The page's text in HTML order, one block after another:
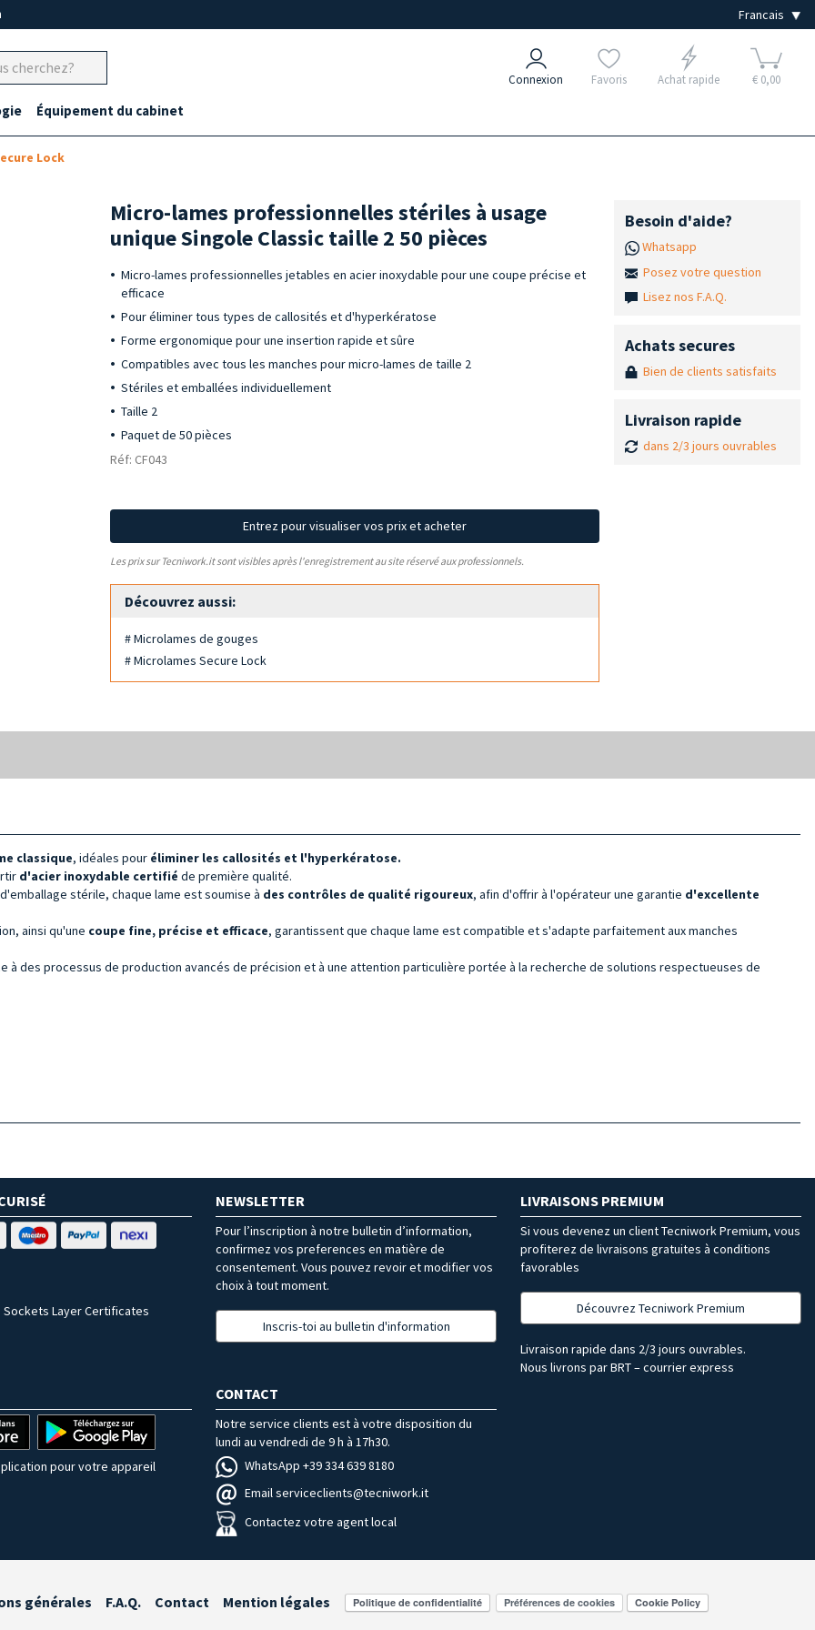
Connexion Favoris Achat rapide € 0,00
Équipement du cabinet
Lock
Micro-lames professionnelles stériles à usage
unique Singole Classic taille 2 50 pièces
Micro-lames professionnelles jetables en acier inoxydable pour une coupe précise et
efficace
Pour éliminer tous types de callosités et d'hyperkératose
Forme ergonomique pour une insertion rapide et sûre
Compatibles avec tous les manches pour micro-lames de taille 2
Stériles et emballées individuellement
Taille 2
Paquet de 50 pièces
Réf: CF043
Entrez pour visualiser vos prix et acheter
Les prix sur Tecniwork.it sont visibles après l'enregistrement au site réservé aux professionnels.
Découvrez aussi:
# Microlames de gouges
# Microlames Secure Lock
Besoin d'aide?
Whatsapp
Posez votre question
Lisez nos F.A.Q.
Achats secures
Bien de clients satisfaits
Livraison rapide
dans 2/3 jours ouvrables
classique, idéales pour éliminer les callosités et l'hyperkératose.
d'acier inoxydable certifié de première qualité.
stérile, chaque lame est soumise à des contrôles de qualité rigoureux, afin d'offrir à l'opérateur une garantie d'excellente
ainsi qu'une coupe fine, précise et efficace, garantissent que chaque lame est compatible et s'adapte parfaitement aux manches
à des processus de production avancés de précision et à une attention particulière portée à la recherche de solutions respectueuses de
Sockets Layer Certificates
NEWSLETTER
Pour l’inscription à notre bulletin d’information,
confirmez vos preferences en matière de
consentement. Vous pouvez revoir et modifier vos
choix à tout moment.
Inscris-toi au bulletin d'information
LIVRAISONS PREMIUM
Si vous devenez un client Tecniwork Premium, vous
profiterez de livraisons gratuites à conditions
favorables
Découvrez Tecniwork Premium
Livraison rapide dans 2/3 jours ouvrables.
Nous livrons par BRT – courrier express
pour votre appareil
CONTACT
Notre service clients est à votre disposition du
lundi au vendredi de 9 h à 17h30.
WhatsApp +39 334 639 8180
Email serviceclients@tecniwork.it
Contactez votre agent local
générales F.A.Q. Contact Mention légales Préférences de cookies